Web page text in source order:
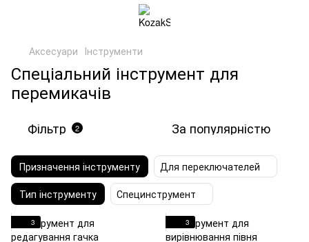
Аксесуари Інструменти
Спеціальний інструмент для
перемикачів
Фільтр 2 За популярністю
Призначення інструменту
Для переключателей
Тип інструменту
Специнструмент
3 3